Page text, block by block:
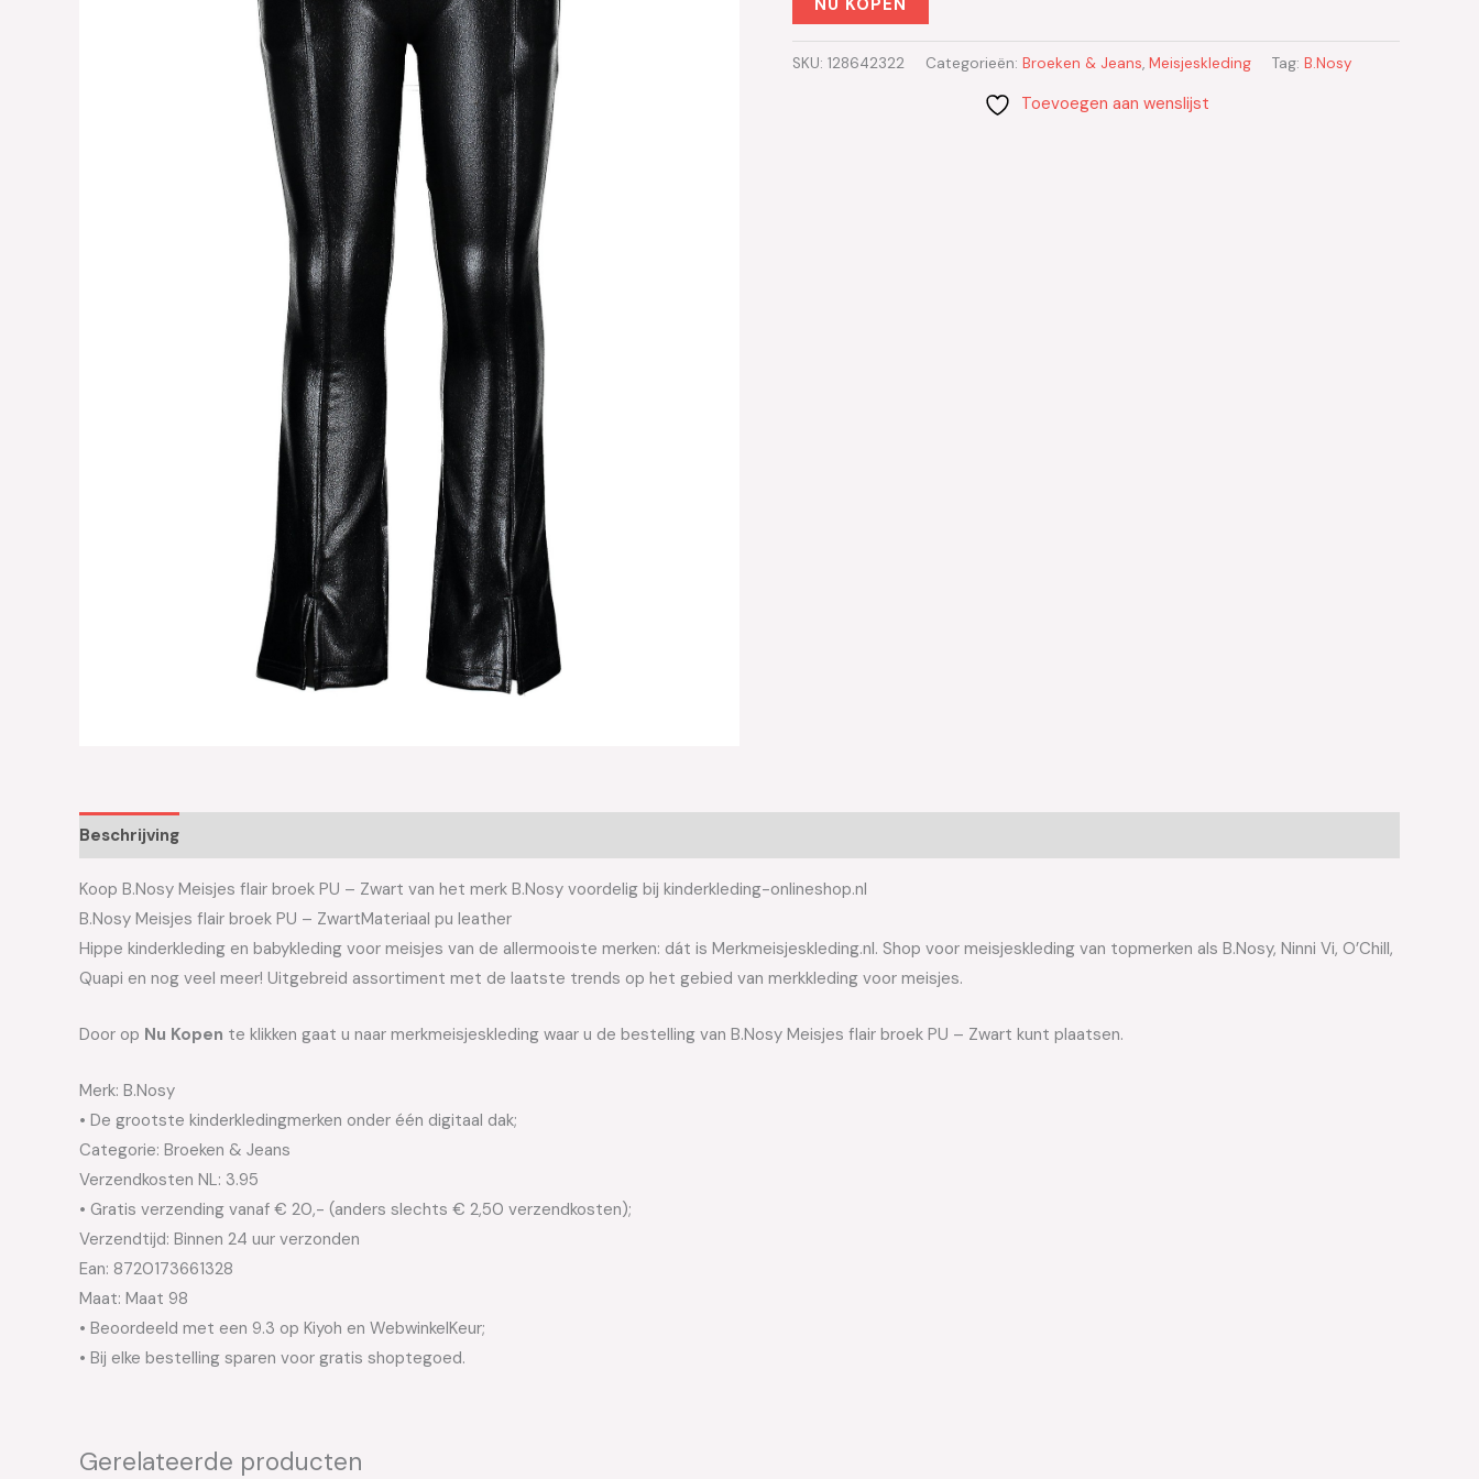
NU KOPEN
SKU: 128642322 Categorieën: Broeken & Jeans, Meisjeskleding Tag: B.Nosy
Toevoegen aan wenslijst
Beschrijving
Koop B.Nosy Meisjes flair broek PU – Zwart van het merk B.Nosy voordelig bij kinderkleding-onlineshop.nl
B.Nosy Meisjes flair broek PU – ZwartMateriaal pu leather
Hippe kinderkleding en babykleding voor meisjes van de allermooiste merken: dát is Merkmeisjeskleding.nl. Shop voor meisjeskleding van topmerken als B.Nosy, Ninni Vi, O’Chill,
Quapi en nog veel meer! Uitgebreid assortiment met de laatste trends op het gebied van merkkleding voor meisjes.
Door op Nu Kopen te klikken gaat u naar merkmeisjeskleding waar u de bestelling van B.Nosy Meisjes flair broek PU – Zwart kunt plaatsen.
Merk: B.Nosy
• De grootste kinderkledingmerken onder één digitaal dak;
Categorie: Broeken & Jeans
Verzendkosten NL: 3.95
• Gratis verzending vanaf € 20,- (anders slechts € 2,50 verzendkosten);
Verzendtijd: Binnen 24 uur verzonden
Ean: 8720173661328
Maat: Maat 98
• Beoordeeld met een 9.3 op Kiyoh en WebwinkelKeur;
• Bij elke bestelling sparen voor gratis shoptegoed.
Gerelateerde producten